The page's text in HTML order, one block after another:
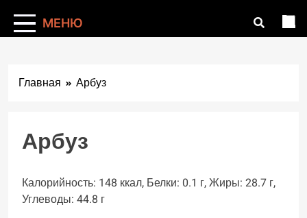
МЕНЮ
Главная Арбуз
Арбуз
Калорийность: 148 ккал, Белки: 0.1 г, Жиры: 28.7 г,
Углеводы: 44.8 г